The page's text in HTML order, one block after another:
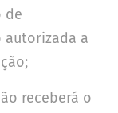
de
autorizada a
receberá o